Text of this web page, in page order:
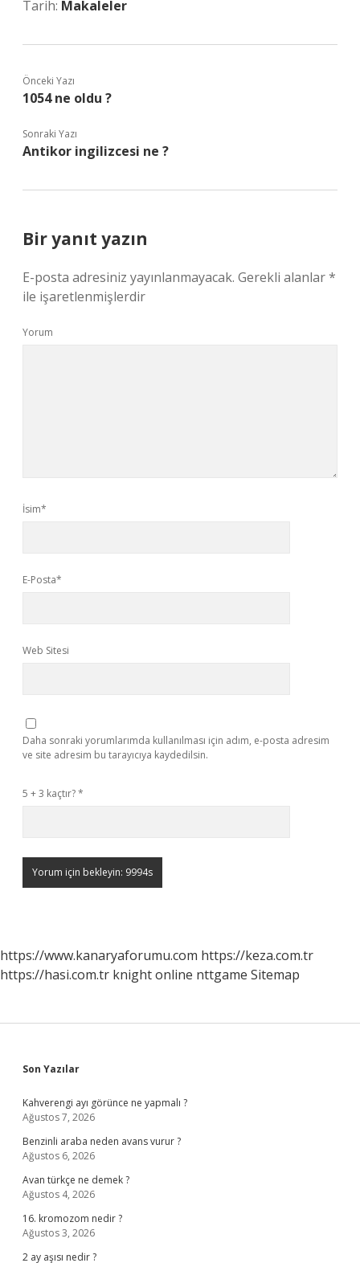
Tarih: Makaleler
Önceki Yazı
1054 ne oldu ?
Sonraki Yazı
Antikor ingilizcesi ne ?
Bir yanıt yazın
E-posta adresiniz yayınlanmayacak. Gerekli alanlar*
ile işaretlenmişlerdir
Yorum
İsim*
E-Posta*
Web Sitesi
Daha sonraki yorumlarımda kullanılması için adım, e-posta adresim
ve site adresim bu tarayıcıya kaydedilsin.
5 + 3 kaçtır?*
https://www.kanaryaforumu.com https://keza.com.tr
https://hasi.com.tr knight online nttgame Sitemap
Sidebar
Son Yazılar
Kahverengi ayı görünce ne yapmalı ?
Ağustos 7, 2026
Benzinli araba neden avans vurur ?
Ağustos 6, 2026
Avan türkçe ne demek ?
Ağustos 4, 2026
16. kromozom nedir ?
Ağustos 3, 2026
2 ay aşısı nedir ?